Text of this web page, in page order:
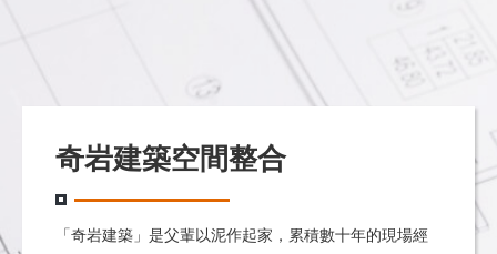
奇岩建築空間整合
「奇岩建築」 是父輩以泥作起家，累積數十年的現場經